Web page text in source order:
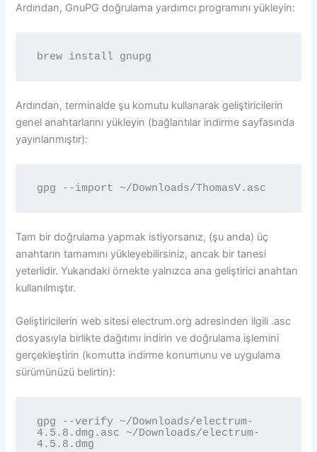
Ardından, GnuPG doğrulama yardımcı programını yükleyin:
brew install gnupg
Ardından, terminalde şu komutu kullanarak geliştiricilerin
genel anahtarlarını yükleyin (bağlantılar indirme sayfasında
yayınlanmıştır):
gpg --import ~/Downloads/ThomasV.asc
Tam bir doğrulama yapmak istiyorsanız, (şu anda) üç
anahtarın tamamını yükleyebilirsiniz, ancak bir tanesi
yeterlidir. Yukarıdaki örnekte yalnızca ana geliştirici anahtarı
kullanılmıştır.
Geliştiricilerin web sitesi electrum.org adresinden ilgili .asc
dosyasıyla birlikte dağıtımı indirin ve doğrulama işlemini
gerçekleştirin (komutta indirme konumunu ve uygulama
sürümünüzü belirtin):
gpg --verify ~/Downloads/electrum-
4.5.8.dmg.asc ~/Downloads/electrum-
4.5.8.dmg